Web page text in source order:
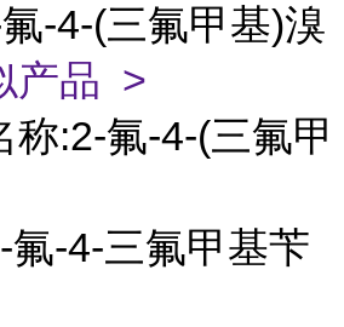
-4-(三氟甲基)溴
产品 >
称:2-氟-4-(三氟甲
氟-4-三氟甲基苄